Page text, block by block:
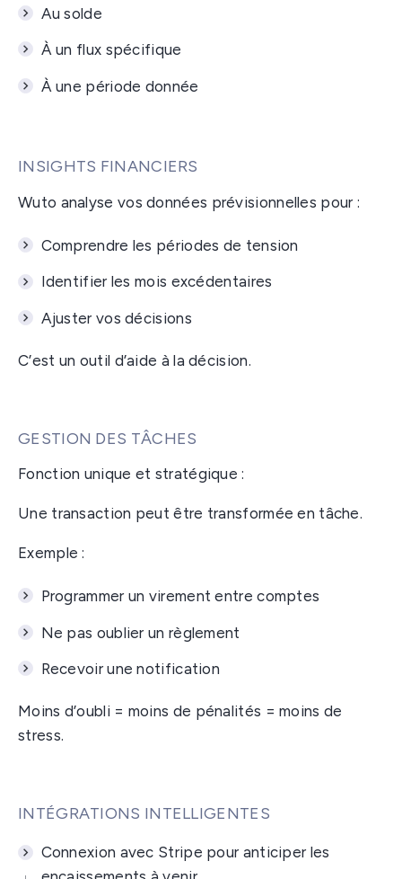
Au solde
À un flux spécifique
À une période donnée
INSIGHTS FINANCIERS
Wuto analyse vos données prévisionnelles pour :
Comprendre les périodes de tension
Identifier les mois excédentaires
Ajuster vos décisions
C’est un outil d’aide à la décision.
GESTION DES TÂCHES
Fonction unique et stratégique :
Une transaction peut être transformée en tâche.
Exemple :
Programmer un virement entre comptes
Ne pas oublier un règlement
Recevoir une notification
Moins d’oubli = moins de pénalités = moins de
stress.
INTÉGRATIONS INTELLIGENTES
Connexion avec Stripe pour anticiper les